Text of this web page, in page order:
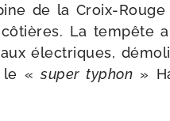
de la Croix-​
La tem­pête
élec­triques,
le «super typhon »